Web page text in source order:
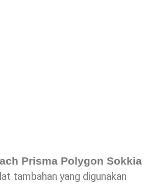
Prisma Polygon Sokkia
tambahan yang digunakan